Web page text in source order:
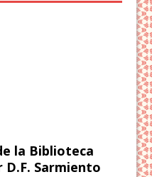
la Biblioteca
D.F. Sarmiento